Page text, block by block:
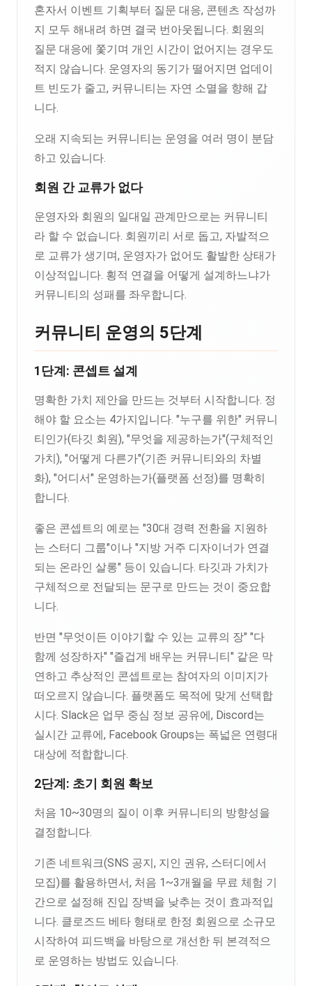
혼자서 이벤트 기획부터 질문 대응, 콘텐츠 작성까
지 모두 해내려 하면 결국 번아웃됩니다. 회원의
질문 대응에 쫓기며 개인 시간이 없어지는 경우도
적지 않습니다. 운영자의 동기가 떨어지면 업데이
트 빈도가 줄고, 커뮤니티는 자연 소멸을 향해 갑
니다.
오래 지속되는 커뮤니티는 운영을 여러 명이 분담
하고 있습니다.
회원 간 교류가 없다
운영자와 회원의 일대일 관계만으로는 커뮤니티
라 할 수 없습니다. 회원끼리 서로 돕고, 자발적으
로 교류가 생기며, 운영자가 없어도 활발한 상태가
이상적입니다. 횡적 연결을 어떻게 설계하느냐가
커뮤니티의 성패를 좌우합니다.
커뮤니티 운영의 5단계
1단계: 콘셉트 설계
명확한 가치 제안을 만드는 것부터 시작합니다. 정
해야 할 요소는 4가지입니다. "누구를 위한" 커뮤니
티인가(타깃 회원), "무엇을 제공하는가"(구체적인
가치), "어떻게 다른가"(기존 커뮤니티와의 차별
화), "어디서" 운영하는가(플랫폼 선정)를 명확히
합니다.
좋은 콘셉트의 예로는 "30대 경력 전환을 지원하
는 스터디 그룹"이나 "지방 거주 디자이너가 연결
되는 온라인 살롱" 등이 있습니다. 타깃과 가치가
구체적으로 전달되는 문구로 만드는 것이 중요합
니다.
반면 "무엇이든 이야기할 수 있는 교류의 장" "다
함께 성장하자" "즐겁게 배우는 커뮤니티" 같은 막
연하고 추상적인 콘셉트로는 참여자의 이미지가
떠오르지 않습니다. 플랫폼도 목적에 맞게 선택합
시다. Slack은 업무 중심 정보 공유에, Discord는
실시간 교류에, Facebook Groups는 폭넓은 연령대
대상에 적합합니다.
2단계: 초기 회원 확보
처음 10~30명의 질이 이후 커뮤니티의 방향성을
결정합니다.
기존 네트워크(SNS 공지, 지인 권유, 스터디에서
모집)를 활용하면서, 처음 1~3개월을 무료 체험 기
간으로 설정해 진입 장벽을 낮추는 것이 효과적입
니다. 클로즈드 베타 형태로 한정 회원으로 소규모
시작하여 피드백을 바탕으로 개선한 뒤 본격적으
로 운영하는 방법도 있습니다.